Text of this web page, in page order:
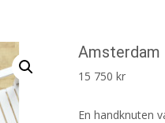
Amsterdam
15 750kr
En handknuten